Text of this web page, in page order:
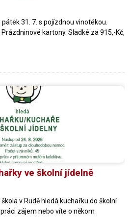
31. 7. s pojízdnou vinotékou.
kartony. Sladké za 915,-Kč,
ve školní jídelně
v Rudě hledá kuchařku do školní
zájem nebo víte o někom